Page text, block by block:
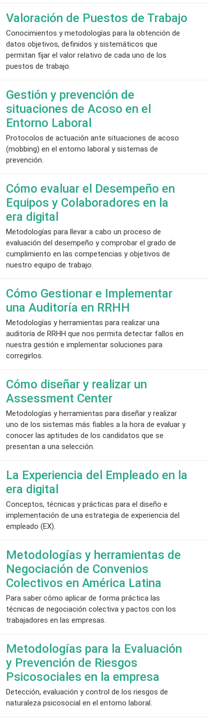
Valoración de Puestos de Trabajo
Conocimientos y metodologías para la obtención de
datos objetivos, definidos y sistemáticos que
permitan fijar el valor relativo de cada uno de los
puestos de trabajo.
Gestión y prevención de
situaciones de Acoso en el
Entorno Laboral
Protocolos de actuación ante situaciones de acoso
(mobbing) en el entorno laboral y sistemas de
prevención.
Cómo evaluar el Desempeño en
Equipos y Colaboradores en la
era digital
Metodologías para llevar a cabo un proceso de
evaluación del desempeño y comprobar el grado de
cumplimiento en las competencias y objetivos de
nuestro equipo de trabajo.
Cómo Gestionar e Implementar
una Auditoría en RRHH
Metodologías y herramientas para realizar una
auditoría de RRHH que nos permita detectar fallos en
nuestra gestión e implementar soluciones para
corregirlos.
Cómo diseñar y realizar un
Assessment Center
Metodologías y herramientas para diseñar y realizar
uno de los sistemas más fiables a la hora de evaluar y
conocer las aptitudes de los candidatos que se
presentan a una selección.
La Experiencia del Empleado en la
era digital
Conceptos, técnicas y prácticas para el diseño e
implementación de una estrategia de experiencia del
empleado (EX).
Metodologías y herramientas de
Negociación de Convenios
Colectivos en América Latina
Para saber cómo aplicar de forma práctica las
técnicas de negociación colectiva y pactos con los
trabajadores en las empresas.
Metodologías para la Evaluación
y Prevención de Riesgos
Psicosociales en la empresa
Detección, evaluación y control de los riesgos de
naturaleza psicosocial en el entorno laboral.